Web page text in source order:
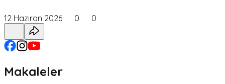
12 Haziran 2026 0 0
Makaleler